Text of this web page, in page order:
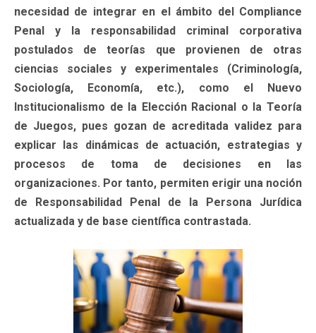
necesidad de integrar en el ámbito del Compliance
Penal y la responsabilidad criminal corporativa
postulados de teorías que provienen de otras
ciencias sociales y experimentales (Criminología,
Sociología, Economía, etc.), como el Nuevo
Institucionalismo de la Elección Racional o la Teoría
de Juegos, pues gozan de acreditada validez para
explicar las dinámicas de actuación, estrategias y
procesos de toma de decisiones en las
organizaciones. Por tanto, permiten erigir una noción
de Responsabilidad Penal de la Persona Jurídica
actualizada y de base científica contrastada.